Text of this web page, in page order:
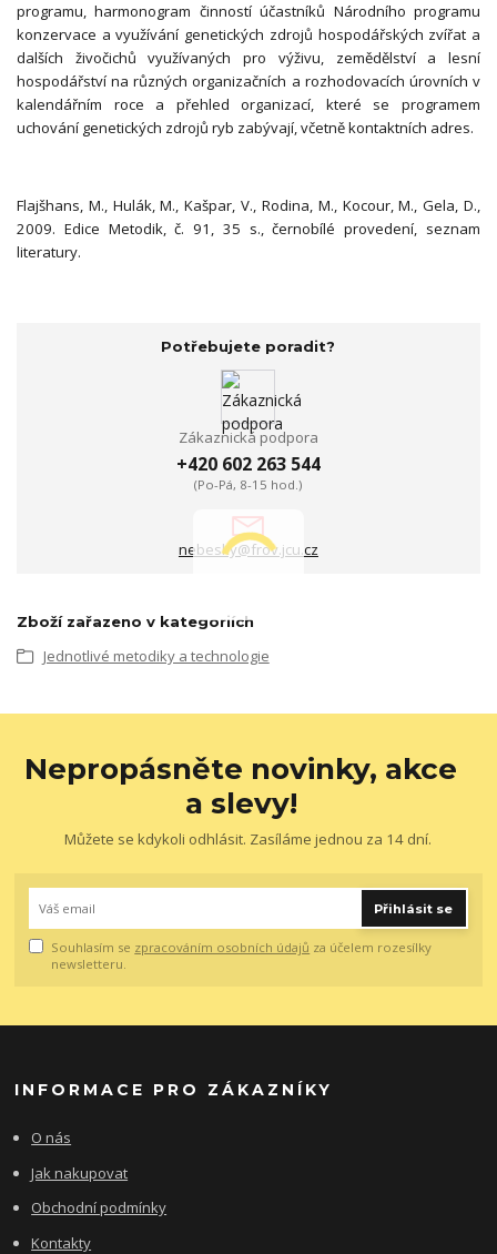
programu, harmonogram činností účastníků Národního programu
konzervace a využívání genetických zdrojů hospodářských zvířat a
dalších živočichů využívaných pro výživu, zemědělství a lesní
hospodářství na různých organizačních a rozhodovacích úrovních v
kalendářním roce a přehled organizací, které se programem
uchování genetických zdrojů ryb zabývají, včetně kontaktních adres.
Flajšhans, M., Hulák, M., Kašpar, V., Rodina, M., Kocour, M., Gela, D.,
2009. Edice Metodik, č. 91, 35 s., černobílé provedení, seznam
literatury.
Potřebujete poradit?
Zákaznická podpora
+420 602 263 544
(Po-Pá, 8-15 hod.)
nebesky@frov.jcu.cz
Zboží zařazeno v kategoriích
Jednotlivé metodiky a technologie
Nepropásněte novinky, akce
a slevy!
Můžete se kdykoli odhlásit. Zasíláme jednou za 14 dní.
Přihlásit se
Souhlasím se zpracováním osobních údajů za účelem rozesílky
newsletteru.
INFORMACE PRO ZÁKAZNÍKY
O nás
Jak nakupovat
Obchodní podmínky
Kontakty